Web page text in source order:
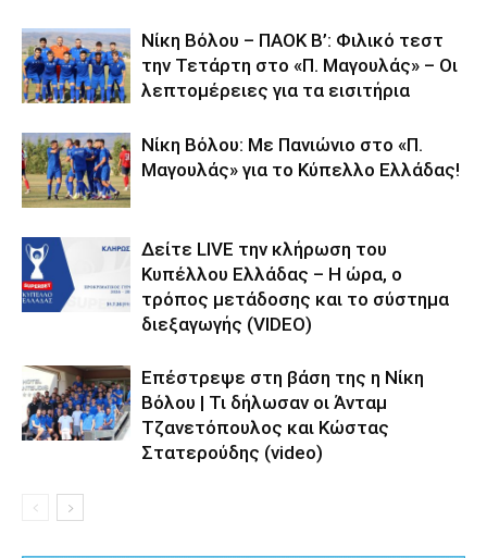
Νίκη Βόλου – ΠΑΟΚ Β’: Φιλικό τεστ
την Τετάρτη στο «Π. Μαγουλάς» – Οι
λεπτομέρειες για τα εισιτήρια
Νίκη Βόλου: Με Πανιώνιο στο «Π.
Μαγουλάς» για το Κύπελλο Ελλάδας!
Δείτε LIVE την κλήρωση του
Κυπέλλου Ελλάδας – Η ώρα, ο
τρόπος μετάδοσης και το σύστημα
διεξαγωγής (VIDEO)
Επέστρεψε στη βάση της η Νίκη
Βόλου | Τι δήλωσαν οι Άνταμ
Τζανετόπουλος και Κώστας
Στατερούδης (video)